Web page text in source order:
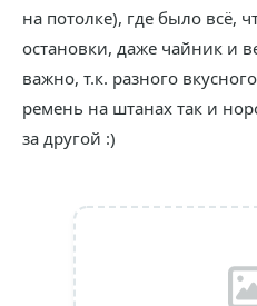
на потолке), где было всё,
остановки, даже чайник и
важно, т.к. разного
ремень на штанах так и
за другой :)